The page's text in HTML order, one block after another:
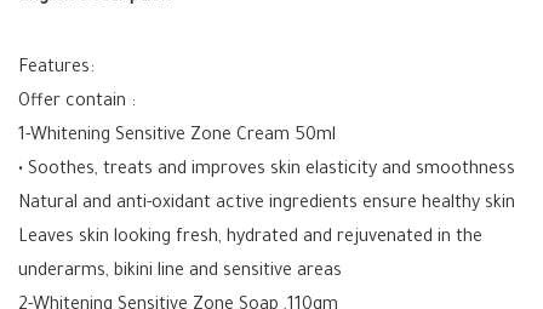
Features:
Offer contain :
1-Whitening Sensitive Zone Cream 50ml
• Soothes, treats and improves skin elasticity and smoothness
Natural and anti-oxidant active ingredients ensure healthy skin
Leaves skin looking fresh, hydrated and rejuvenated in the
underarms, bikini line and sensitive areas